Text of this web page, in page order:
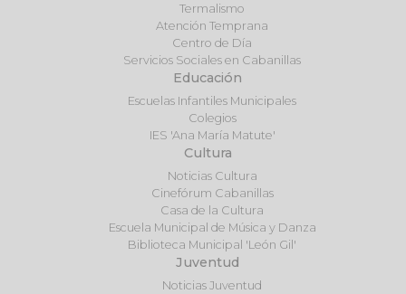
Termalismo
Atención Temprana
Centro de Día
Servicios Sociales en Cabanillas
Educación
Escuelas Infantiles Municipales
Colegios
IES 'Ana María Matute'
Cultura
Noticias Cultura
Cinefórum Cabanillas
Casa de la Cultura
Escuela Municipal de Música y Danza
Biblioteca Municipal 'León Gil'
Juventud
Noticias Juventud